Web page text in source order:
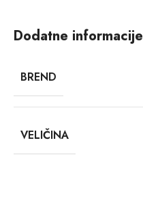
Dodatne informacije
BREND
VELIČINA